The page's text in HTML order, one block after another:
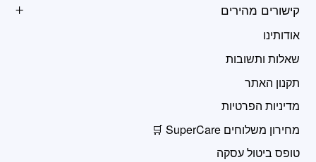
קישורים מהירים
אודותינו
שאלות ותשובות
תקנון האתר
מדיניות הפרטיות
מחירון משלוחים SuperCare 🛒
טופס ביטול עסקה